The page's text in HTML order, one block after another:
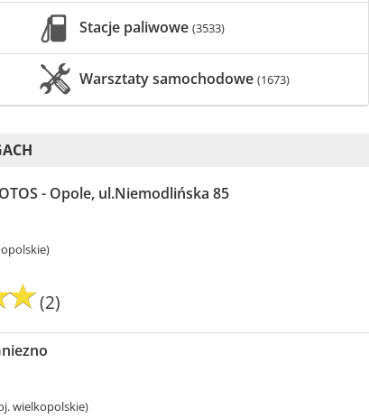
Stacje paliwowe (3533)
Warsztaty samochodowe (1673)
- Opole, ul.Niemodlińska 85
(2)
wielkopolskie)